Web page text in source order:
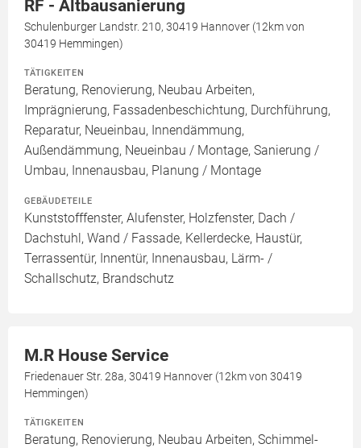
RF - Altbausanierung
Schulenburger Landstr. 210, 30419 Hannover (12km von
30419 Hemmingen)
TÄTIGKEITEN
Beratung, Renovierung, Neubau Arbeiten,
Imprägnierung, Fassadenbeschichtung, Durchführung,
Reparatur, Neueinbau, Innendämmung,
Außendämmung, Neueinbau / Montage, Sanierung /
Umbau, Innenausbau, Planung / Montage
GEBÄUDETEILE
Kunststofffenster, Alufenster, Holzfenster, Dach /
Dachstuhl, Wand / Fassade, Kellerdecke, Haustür,
Terrassentür, Innentür, Innenausbau, Lärm- /
Schallschutz, Brandschutz
M.R House Service
Friedenauer Str. 28a, 30419 Hannover (12km von 30419
Hemmingen)
TÄTIGKEITEN
Beratung, Renovierung, Neubau Arbeiten, Schimmel-